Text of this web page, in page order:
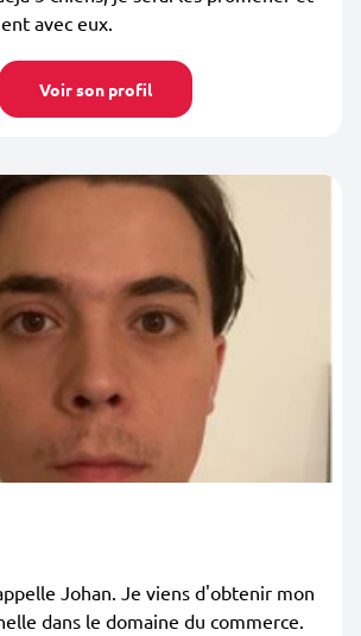
avec eux.
Voir son profil
Johan. Je viens d'obtenir mon
dans le domaine du commerce.